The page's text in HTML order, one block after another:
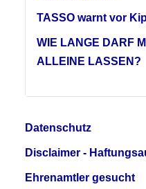
TASSO warnt vor
WIE LANGE DARF
ALLEINE LASSEN?
Datenschutz
Disclaimer -
Ehrenamtler gesucht